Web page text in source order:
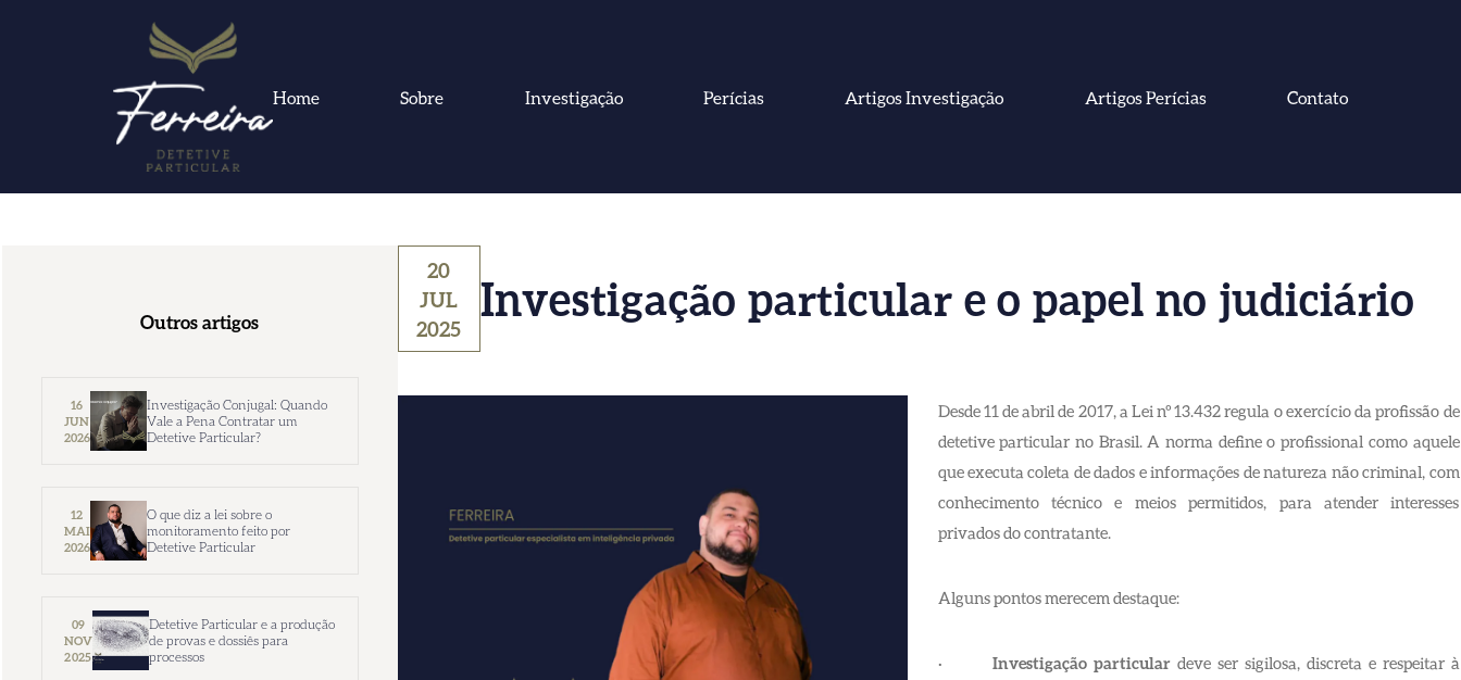
Home Sobre Investigação Perícias Artigos Investigação Artigos Perícias Contato
Outros artigos
16
JUN
2026
Investigação Conjugal: Quando
Vale a Pena Contratar um
Detetive Particular?
12
MAI
2026
O que diz a lei sobre o
monitoramento feito por
Detetive Particular
09
NOV
2025
Detetive Particular e a produção
de provas e dossiês para
processos
20
JUL
2025
Investigação particular e o papel no judiciário
Desde 11 de abril de 2017, a Lei nº 13.432 regula o exercício da profissão de
detetive particular no Brasil. A norma define o profissional como aquele
que executa coleta de dados e informações de natureza não criminal, com
conhecimento técnico e meios permitidos, para atender interesses
privados do contratante.
Alguns pontos merecem destaque:
· Investigação particulardeve ser sigilosa, discreta e respeitar à